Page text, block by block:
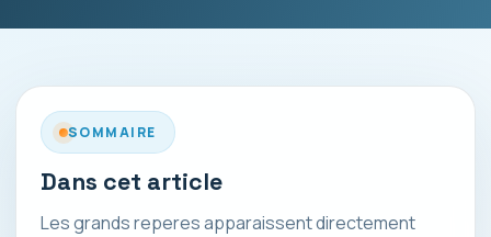
SOMMAIRE
Dans cet article
Les grands reperes apparaissent directement